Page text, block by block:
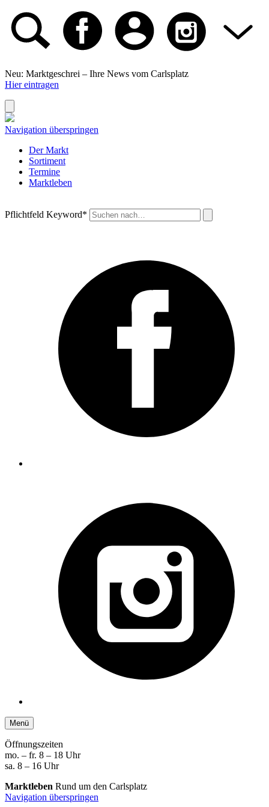
Neu: Marktgeschrei – Ihre News vom Carlsplatz
Hier eintragen
Navigation überspringen
Der Markt
Sortiment
Termine
Marktleben
Pflichtfeld Keyword*
Menü
Öffnungszeiten
mo. – fr. 8 – 18 Uhr
sa. 8 – 16 Uhr
Marktleben Rund um den Carlsplatz
Navigation überspringen